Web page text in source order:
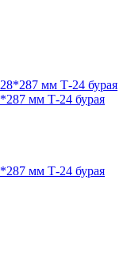
мм Т-24 бурая
мм Т-24 бурая